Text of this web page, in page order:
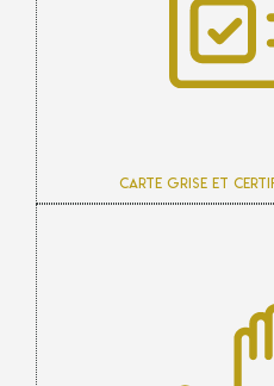
Carte grise et